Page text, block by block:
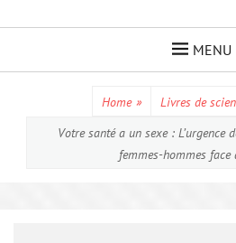
MENU
Home » Livres de
Votre santé a un sexe : L’urgence
femmes-hommes face